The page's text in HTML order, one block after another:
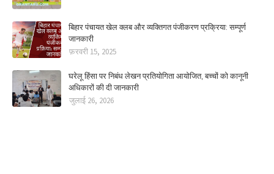
बिहार पंचायत खेल क्लब और व्यक्तिगत पंजीकरण प्रक्रिया: सम्पूर्ण
जानकारी
फ़रवरी 15, 2025
घरेलू हिंसा पर निबंध लेखन प्रतियोगिता आयोजित, बच्चों को कानूनी
अधिकारों की दी जानकारी
जुलाई 26, 2026